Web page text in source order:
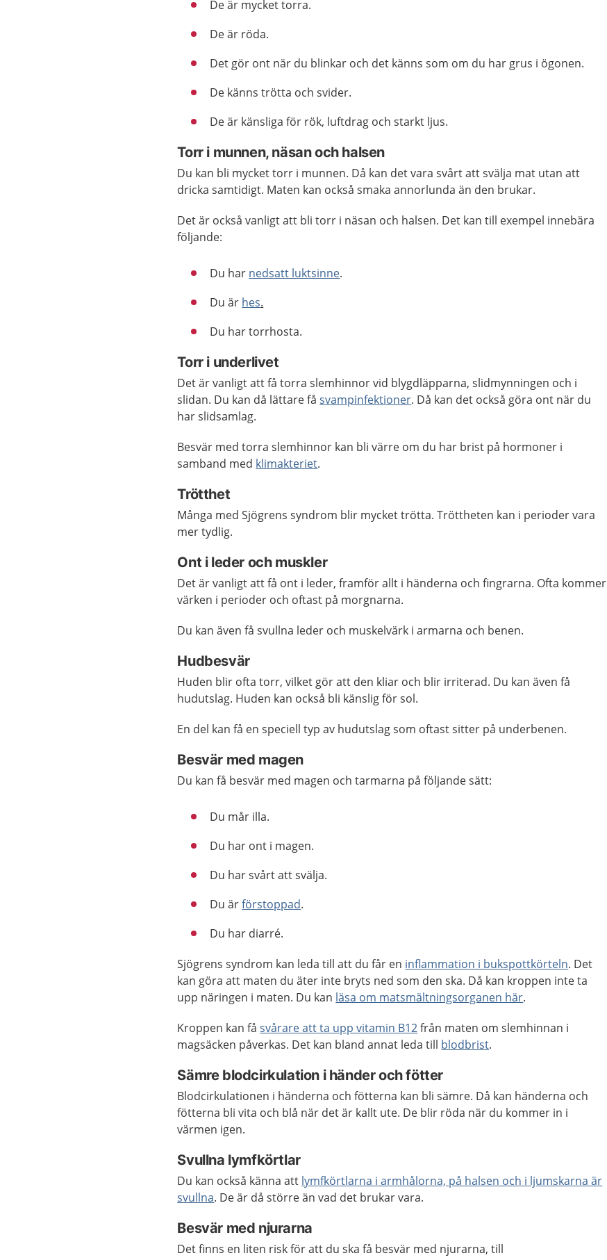
De är mycket torra.
De är röda.
Det gör ont när du blinkar och det känns som om du har grus i ögonen.
De känns trötta och svider.
De är känsliga för rök, luftdrag och starkt ljus.
Torr i munnen, näsan och halsen
Du kan bli mycket torr i munnen. Då kan det vara svårt att svälja mat utan att
dricka samtidigt. Maten kan också smaka annorlunda än den brukar.
Det är också vanligt att bli torr i näsan och halsen. Det kan till exempel innebära
följande:
Du har nedsatt luktsinne.
Du är hes.
Du har torrhosta.
Torr i underlivet
Det är vanligt att få torra slemhinnor vid blygdläpparna, slidmynningen och i
slidan. Du kan då lättare fåsvampinfektioner. Då kan det också göra ont när du
har slidsamlag.
Besvär med torra slemhinnor kan bli värre om du har brist på hormoner i
samband med klimakteriet.
Trötthet
Många med Sjögrens syndrom blir mycket trötta. Tröttheten kan i perioder vara
mer tydlig.
Ont i leder och muskler
Det är vanligt att få ont i leder, framför allt i händerna och fingrarna. Ofta kommer
värken i perioder och oftast på morgnarna.
Du kan även få svullna leder och muskelvärk i armarna och benen.
Hudbesvär
Huden blir ofta torr, vilket gör att den kliar och blir irriterad. Du kan även få
hudutslag. Huden kan också bli känslig för sol.
En del kan få en speciell typ av hudutslag som oftast sitter på underbenen.
Besvär med magen
Du kan få besvär med magen och tarmarna på följande sätt:
Du mår illa.
Du har ont i magen.
Du har svårt att svälja.
Du ärförstoppad.
Du har diarré.
Sjögrens syndrom kan leda till att du får en inflammation i bukspottkörteln. Det
kan göra att maten du äter inte bryts ned som den ska. Då kan kroppen inte ta
upp näringen i maten. Du kan läsa om matsmältningsorganen här.
Kroppen kan fåsvårare att ta upp vitamin B12från maten om slemhinnan i
magsäcken påverkas. Det kan bland annat leda till blodbrist.
Sämre blodcirkulation i händer och fötter
Blodcirkulationen i händerna och fötterna kan bli sämre. Då kan händerna och
fötterna bli vita och blå när det är kallt ute. De blir röda när du kommer in i
värmen igen.
Svullna lymfkörtlar
Du kan också känna att lymfkörtlarna i armhålorna, på halsen och i ljumskarna är
svullna. De är då större än vad det brukar vara.
Besvär med njurarna
Det finns en liten risk för att du ska få besvär med njurarna, till